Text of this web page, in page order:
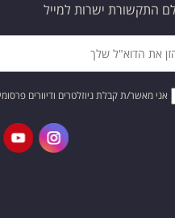
התקשורת ישרות למייל
אני מאשר/ת קבלת ניוזלטרים ודיוורים